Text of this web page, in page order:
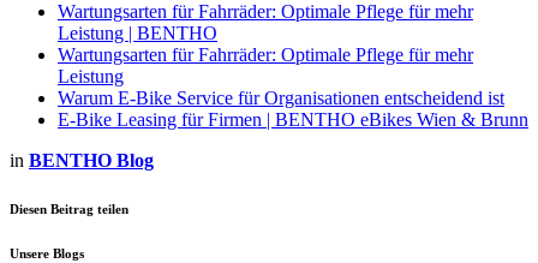
Wartungsarten für Fahrräder: Optimale Pflege für mehr
Leistung | BENTHO
Wartungsarten für Fahrräder: Optimale Pflege für mehr
Leistung
Warum E-Bike Service für Organisationen entscheidend ist
E-Bike Leasing für Firmen | BENTHO eBikes Wien & Brunn
in BENTHO Blog
Diesen Beitrag teilen
Unsere Blogs